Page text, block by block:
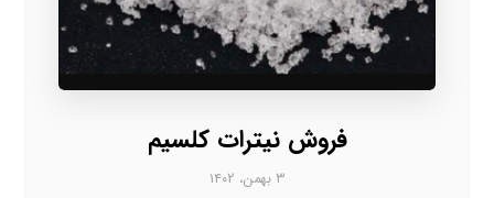
فروش نیترات کلسیم
۳ بهمن، ۱۴۰۲